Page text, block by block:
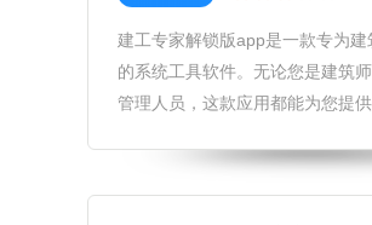
建工专家解锁版app是一款专为
的系统工具软件。无论您是建筑
管理人员，这款应用都能为您提供
中更加高效、准确地完成任务。
软件特性1.专业知识库：集